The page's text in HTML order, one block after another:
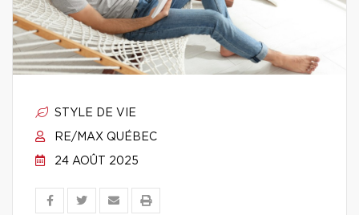
STYLE DE VIE
RE/MAX QUÉBEC
24 AOÛT 2025